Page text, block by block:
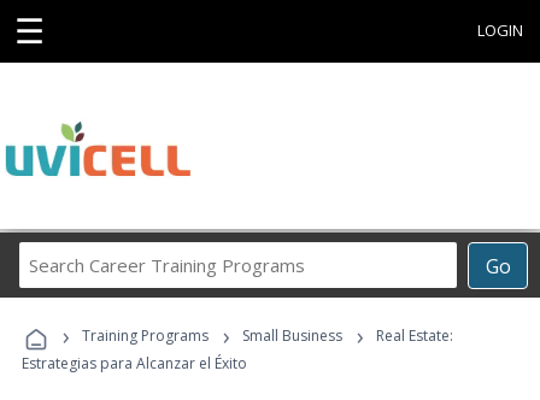
☰ LOGIN
Go
Career
Programs
› Training Programs › Small Business ›
Real Estate:
Estrategias para Alcanzar el Éxito